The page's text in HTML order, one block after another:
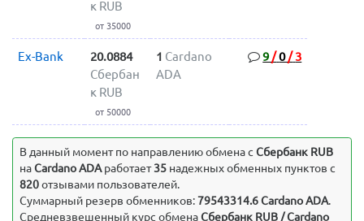
к RUB
от 35000
Ex-Bank
20.0884
Сбербан
к RUB
от 50000
1 Cardano
ADA
9 /0/ 3
В данный момент по направлению обмена cСбербанк RUB
наCardano ADAработает35надежных обменных пунктов с
820отзывами пользователей.
Суммарный резерв обменников:79543314.6 Cardano ADA.
Средневзвешенный курс обменаСбербанк RUB / Cardano